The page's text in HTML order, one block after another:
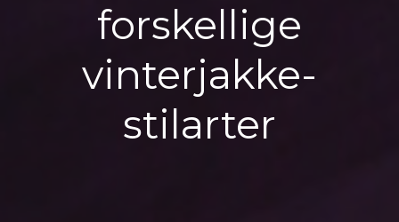
forskellige
vinterjakke-
stilarter